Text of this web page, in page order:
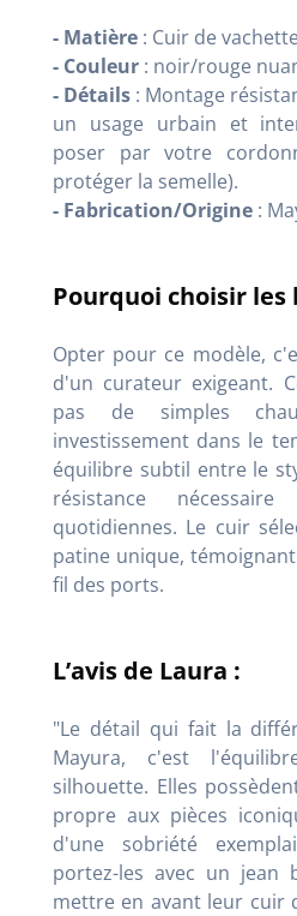
- Matière : Cuir de
- Couleur : noir/rouge
- Détails : Montage
un usage urbain et
poser par votre
protéger la semelle).
- Fabrication/Origine :
Pourquoi choisir les
Opter pour ce modèle,
d'un curateur exigeant.
pas de simples
investissement dans le
équilibre subtil entre le
résistance
quotidiennes. Le cuir
patine unique,
fil des ports.
L’avis de Laura :
"Le détail qui fait la
Mayura, c'est
silhouette. Elles
propre aux pièces
d'une sobriété
portez-les avec un jean
mettre en avant leur cuir